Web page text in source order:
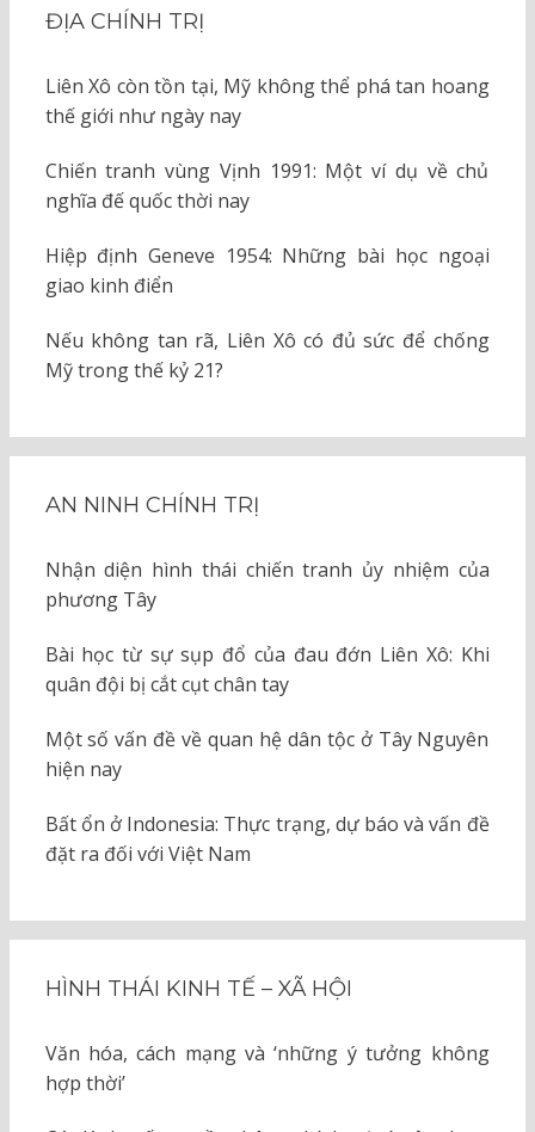
ĐỊA CHÍNH TRỊ
Liên Xô còn tồn tại, Mỹ không thể phá tan hoang
thế giới như ngày nay
Chiến tranh vùng Vịnh 1991: Một ví dụ về chủ
nghĩa đế quốc thời nay
Hiệp định Geneve 1954: Những bài học ngoại
giao kinh điển
Nếu không tan rã, Liên Xô có đủ sức để chống
Mỹ trong thế kỷ 21?
AN NINH CHÍNH TRỊ
Nhận diện hình thái chiến tranh ủy nhiệm của
phương Tây
Bài học từ sự sụp đổ của đau đớn Liên Xô: Khi
quân đội bị cắt cụt chân tay
Một số vấn đề về quan hệ dân tộc ở Tây Nguyên
hiện nay
Bất ổn ở Indonesia: Thực trạng, dự báo và vấn đề
đặt ra đối với Việt Nam
HÌNH THÁI KINH TẾ – XÃ HỘI
Văn hóa, cách mạng và ‘những ý tưởng không
hợp thời’